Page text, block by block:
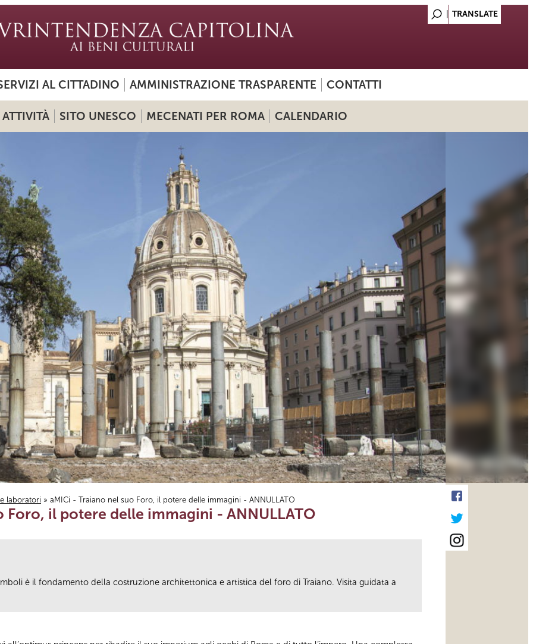
AL CITTADINO AMMINISTRAZIONE TRASPARENTE CONTATTI
ATTIVITÀ SITO UNESCO MECENATI PER ROMA CALENDARIO
laboratori » aMICi - Traiano nel suo Foro, il potere delle immagini - ANNULLATO
Foro, il potere delle immagini - ANNULLATO
è il fondamento della costruzione architettonica e artistica del foro di Traiano. Visita guidata a